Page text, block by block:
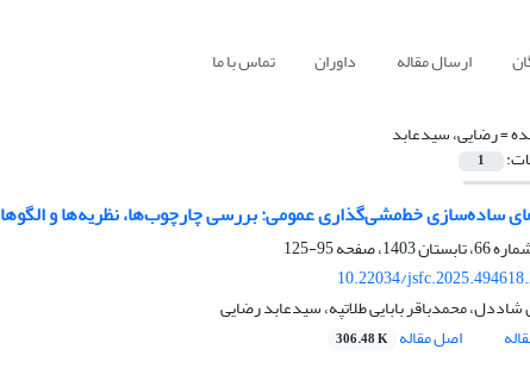
ارسال مقاله داوران تماس با ما
=رضایی، سیدعابد
1
ساده‌سازی خط‌مشی‌گذاری عمومی: بررسی چارچوب‌ها، نظریه‌ها و الگوها
95-125
10.22034/
محمدباقر بابایی طلاتپه، سیدعابد رضایی
اصل مقاله 306.48 K